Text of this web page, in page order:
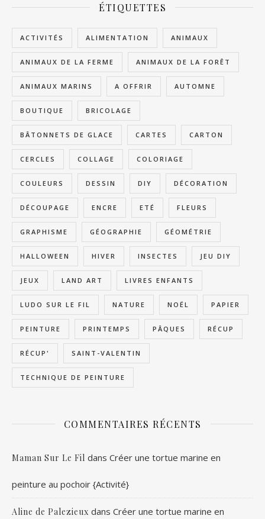
ÉTIQUETTES
ACTIVITÉS ALIMENTATION ANIMAUX
ANIMAUX DE LA FERME ANIMAUX DE LA FORÊT
ANIMAUX MARINS A OFFRIR AUTOMNE
BOUTIQUE BRICOLAGE
BÂTONNETS DE GLACE CARTES CARTON
CERCLES COLLAGE COLORIAGE
COULEURS DESSIN DIY DÉCORATION
DÉCOUPAGE ENCRE ETÉ FLEURS
GRAPHISME GÉOGRAPHIE GÉOMÉTRIE
HALLOWEEN HIVER INSECTES JEU DIY
JEUX LAND ART LIVRES ENFANTS
LUDO SUR LE FIL NATURE NOËL PAPIER
PEINTURE PRINTEMPS PÂQUES RÉCUP
RÉCUP' SAINT-VALENTIN
TECHNIQUE DE PEINTURE
COMMENTAIRES RÉCENTS
Maman Sur Le Fil dans Créer une tortue marine en
peinture au pochoir {Activité}
Aline de Palezieux dans Créer une tortue marine en